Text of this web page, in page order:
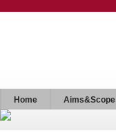
Home Aims&Scope